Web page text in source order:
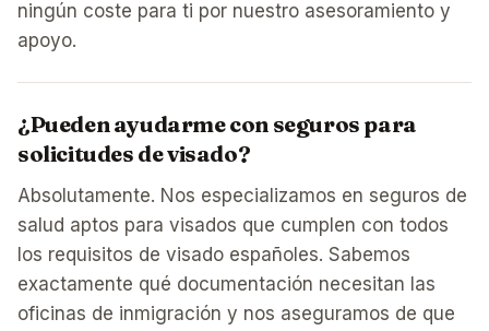
ningún coste para ti por nuestro asesoramiento y
apoyo.
¿Pueden ayudarme con seguros para
solicitudes de visado?
Absolutamente. Nos especializamos en seguros de
salud aptos para visados que cumplen con todos
los requisitos de visado españoles. Sabemos
exactamente qué documentación necesitan las
oficinas de inmigración y nos aseguramos de que